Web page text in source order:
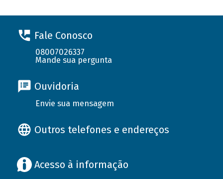
Fale Conosco
08007026337
Mande sua pergunta
Ouvidoria
Envie sua mensagem
Outros telefones e endereços
Acesso à informação